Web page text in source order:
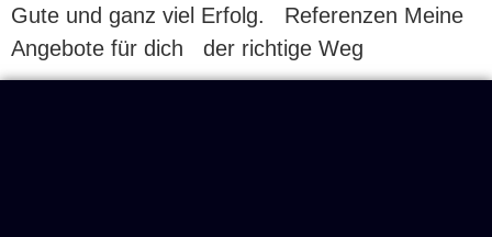
Gute und ganz viel Erfolg. Referenzen Meine
Angebote für dich der richtige Weg